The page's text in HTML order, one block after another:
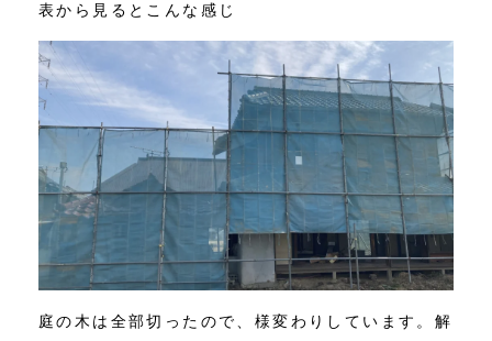
アクセス
表から見るとこんな感じ
庭の木は全部切ったので、様変わりしています。解